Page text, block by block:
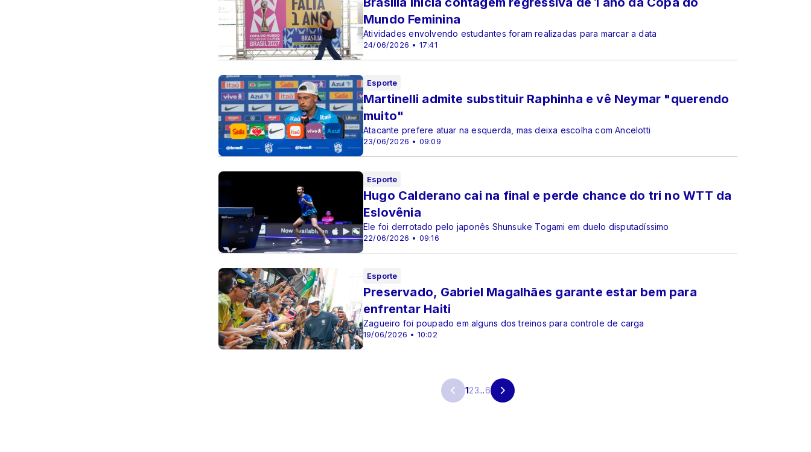
24/06/2026 • 17:41
Mundo Feminina
Atividades envolvendo estudantes foram realizadas para marcar a data
Esporte
23/06/2026 • 09:09
Martinelli admite substituir Raphinha e vê Neymar "querendo
muito"
Atacante prefere atuar na esquerda, mas deixa escolha com Ancelotti
Esporte
22/06/2026 • 09:16
Hugo Calderano cai na final e perde chance do tri no WTT da
Eslovênia
Ele foi derrotado pelo japonês Shunsuke Togami em duelo disputadíssimo
Esporte
19/06/2026 • 10:02
Preservado, Gabriel Magalhães garante estar bem para
enfrentar Haiti
Zagueiro foi poupado em alguns dos treinos para controle de carga
123...6